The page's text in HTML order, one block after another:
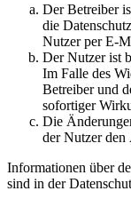
Der Betreiber
die
Nutzer per E-
Der Nutzer ist
Im Falle des
Betreiber und
sofortiger
Die
der Nutzer den
Informationen über
sind in der